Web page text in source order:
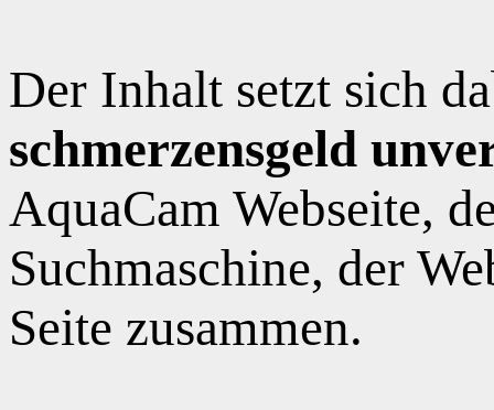
Der Inhalt setzt sich
schmerzensgeld
AquaCam Webseite,
Suchmaschine, der
Seite zusammen.